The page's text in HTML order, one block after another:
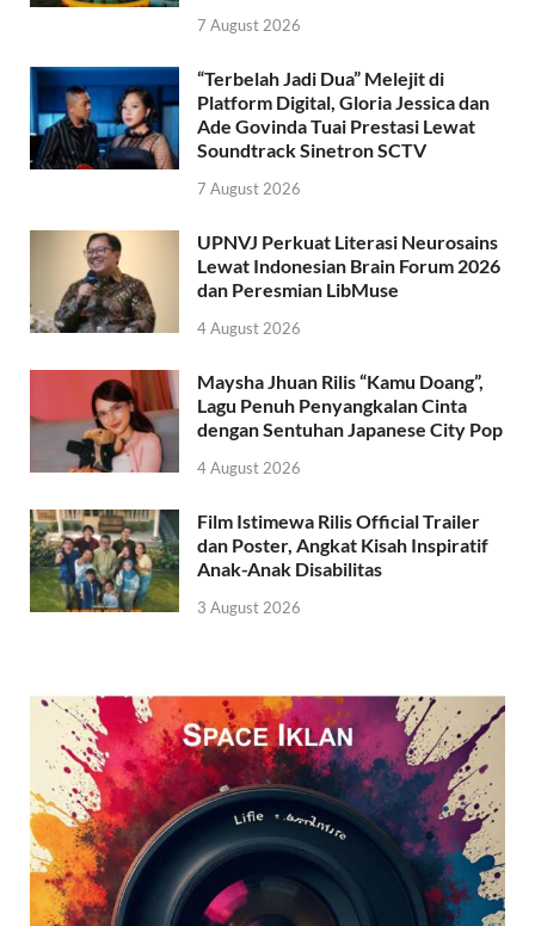
7 August 2026
“Terbelah Jadi Dua” Melejit di
Platform Digital, Gloria Jessica dan
Ade Govinda Tuai Prestasi Lewat
Soundtrack Sinetron SCTV
7 August 2026
UPNVJ Perkuat Literasi Neurosains
Lewat Indonesian Brain Forum 2026
dan Peresmian LibMuse
4 August 2026
Maysha Jhuan Rilis “Kamu Doang”,
Lagu Penuh Penyangkalan Cinta
dengan Sentuhan Japanese City Pop
4 August 2026
Film Istimewa Rilis Official Trailer
dan Poster, Angkat Kisah Inspiratif
Anak-Anak Disabilitas
3 August 2026